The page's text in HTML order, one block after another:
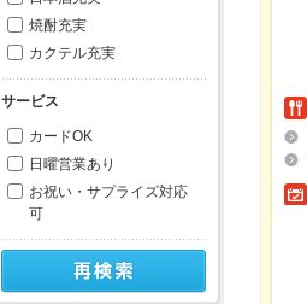
焼酎充実
カクテル充実
サービス
カードOK
日曜営業あり
お祝い・サプライズ対応
可